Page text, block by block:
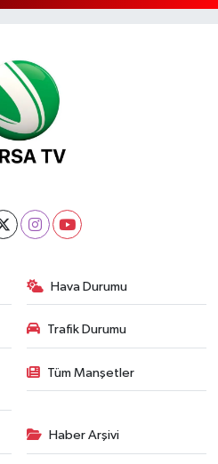
Hava Durumu
Trafik Durumu
Tüm Manşetler
Haber Arşivi